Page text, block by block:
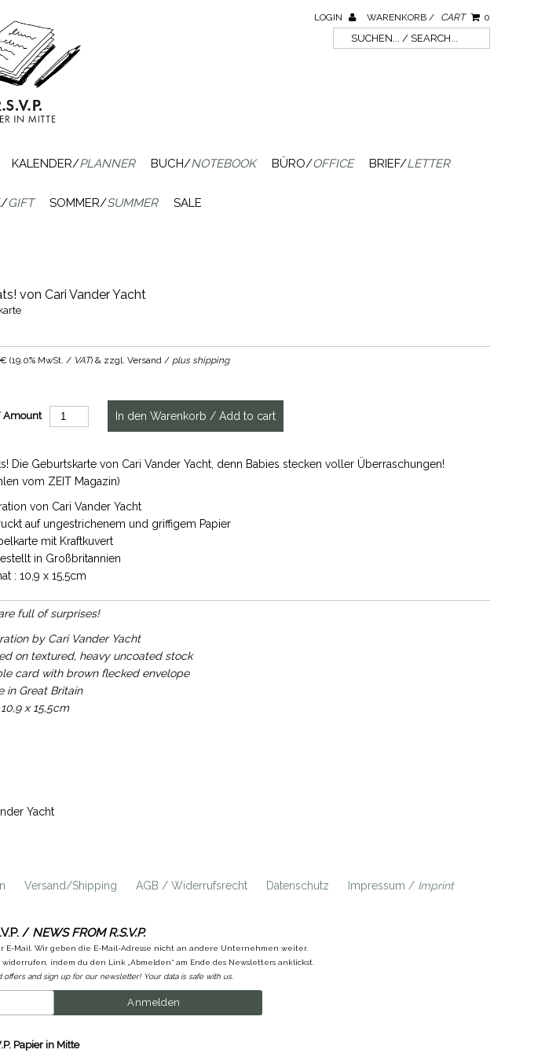
LOGIN WARENKORB / CART 0
KALENDER/PLANNER BUCH/NOTEBOOK BÜRO/OFFICE BRIEF/LETTER
GIFT SOMMER/SUMMER SALE
von Cari Vander Yacht
(19.0% MwSt. / VAT) & zzgl. Versand / plus shipping
Amount
Die Geburtskarte von Cari Vander Yacht, denn Babies stecken voller Überraschungen!
vom ZEIT Magazin)
von Cari Vander Yacht
auf ungestrichenem und griffigem Papier
mit Kraftkuvert
in Großbritannien
: 10,9 x 15,5cm
full of surprises!
by Cari Vander Yacht
on textured, heavy uncoated stock
card with brown flecked envelope
in Great Britain
x 15,5cm
Yacht
Versand/Shipping AGB / Widerrufsrecht Datenschutz Impressum / Imprint
/ NEWS FROM R.S.V.P.
E-Mail. Wir geben die E-Mail-Adresse nicht an andere Unternehmen weiter.
indem du den Link „Abmelden“ am Ende des Newsletters anklickst.
and sign up for our newsletter! Your data is safe with us.
Papier in Mitte